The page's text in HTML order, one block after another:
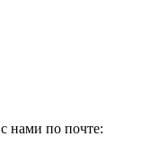
нами по почте: